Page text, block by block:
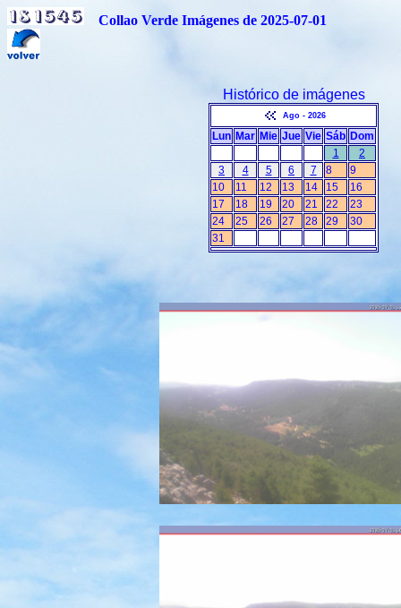
Collao Verde Imágenes de 2025-07-01
Histórico de imágenes
Ago - 2026
Lun Mar Mie Jue Vie Sáb Dom
1
2
3
4 5 6 7 8
9
10
11 12 13 14 15
16
17
18 19 20 21 22
23
24
25 26 27 28 29
30
31